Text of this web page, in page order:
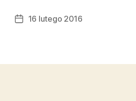
Data16 lutego 2016